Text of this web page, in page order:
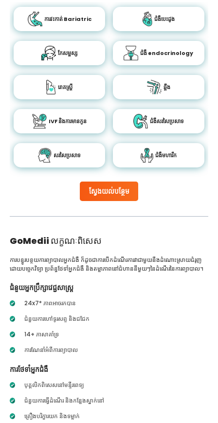
ស្វែងយល់បន្ថែម
ការវះកាត់ Bariatric ជំងឺបេះដូង
កែសម្ផស្ស ជំងឺ endocrinology
រោគស្ត្រី ឆ្អឹង
IVF និងការមានកូន ជំងឺសរសៃប្រសាទ
សរសៃប្រសាទ ជំងឺមហារីក
GoMedii លក្ខណៈពិសេស
ការបន្ធូរបន្ថយការព្យាបាលអ្នកជំងឺ ក៏ដូចជាការបើកដំណើរការវាជាមួយនឹងដំណោះស្រាយជំរុញ
ដោយបច្ចេកវិទ្យា ប្រព័ន្ធថែទាំអ្នកជំងឺ និងតម្លាភាពនៅជំហាននីមួយៗនៃដំណើរនៃការព្យាបាល។
ជំនួយអ្នកប្រឹក្សាវេជ្ជសាស្ត្រ
24x7* ភាពអាចរកបាន
ជំនួយការហៅទូរសព្ទ និងជជែក
14+ ភាសាគាំទ្រ
ការណែនាំអំពីការព្យាបាល
ការថែទាំអ្នកជំងឺ
បុគ្គលិកពិសេសនៅមន្ទីរពេទ្យ
ជំនួយការធ្វើដំណើរ និងកន្លែងស្នាក់នៅ
គ្រឿងបរិក្ខារយក និងទម្លាក់